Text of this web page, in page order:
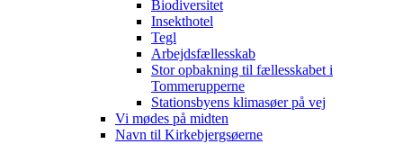
Biodiversitet
Insekthotel
Tegl
Arbejdsfællesskab
Stor opbakning til fællesskabet i
Tommerupperne
Stationsbyens klimasøer på vej
Vi mødes på midten
Navn til Kirkebjergsøerne